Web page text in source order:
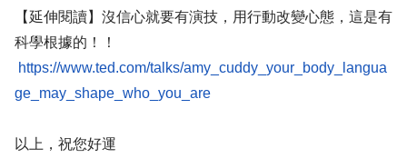
【延伸閱讀】沒信心就要有演技，用行動改變心態，這是有
科學根據的！！
https://www.ted.com/talks/amy_cuddy_your_body_langua
ge_may_shape_who_you_are
以上，祝您好運